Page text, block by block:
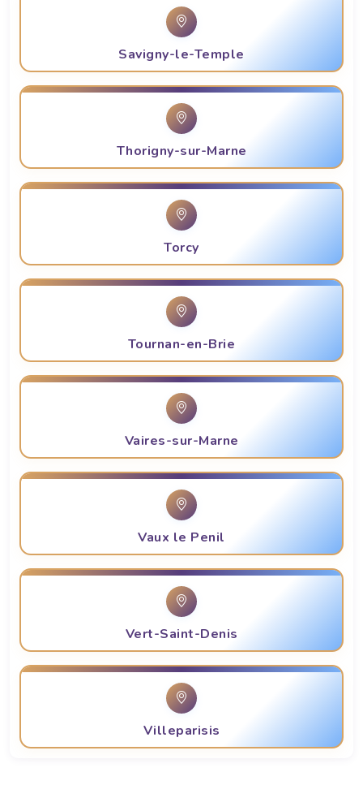
Savigny-le-Temple
Thorigny-sur-Marne
Torcy
Tournan-en-Brie
Vaires-sur-Marne
Vaux le Penil
Vert-Saint-Denis
Villeparisis